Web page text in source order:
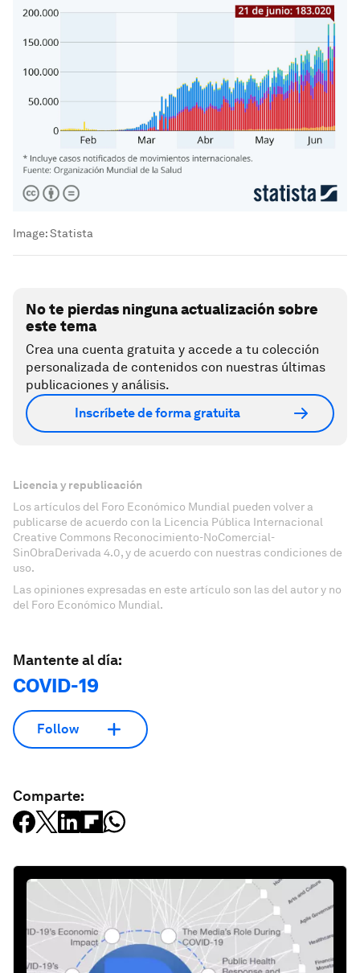
Image:Statista
No te pierdas ninguna actualización sobre
este tema
Crea una cuenta gratuita y accede a tu colección
personalizada de contenidos con nuestras últimas
publicaciones y análisis.
Inscríbete de forma gratuita
Licencia y republicación
Los artículos del Foro Económico Mundial pueden volver a
publicarse de acuerdo con la Licencia Pública Internacional
Creative Commons Reconocimiento-NoComercial-
SinObraDerivada 4.0, y de acuerdo con nuestras condiciones de
uso.
Las opiniones expresadas en este artículo son las del autor y no
del Foro Económico Mundial.
Mantente al día:
COVID-19
Follow
Comparte: